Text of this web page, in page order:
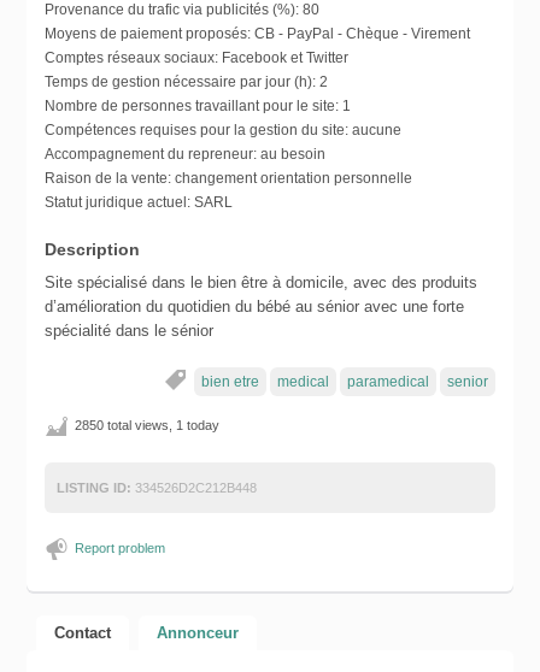
Provenance du trafic via publicités (%): 80
Moyens de paiement proposés: CB - PayPal - Chèque - Virement
Comptes réseaux sociaux: Facebook et Twitter
Temps de gestion nécessaire par jour (h): 2
Nombre de personnes travaillant pour le site: 1
Compétences requises pour la gestion du site: aucune
Accompagnement du repreneur: au besoin
Raison de la vente: changement orientation personnelle
Statut juridique actuel: SARL
Description
Site spécialisé dans le bien être à domicile, avec des produits
d’amélioration du quotidien du bébé au sénior avec une forte
spécialité dans le sénior
bien etre medical paramedical senior
2850 total views, 1 today
LISTING ID: 334526D2C212B448
Report problem
Contact Annonceur